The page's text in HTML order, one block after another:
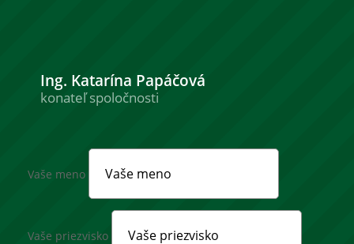
Ing. Katarína Papáčová
konateľ spoločnosti
Vaše meno
Vaše priezvisko